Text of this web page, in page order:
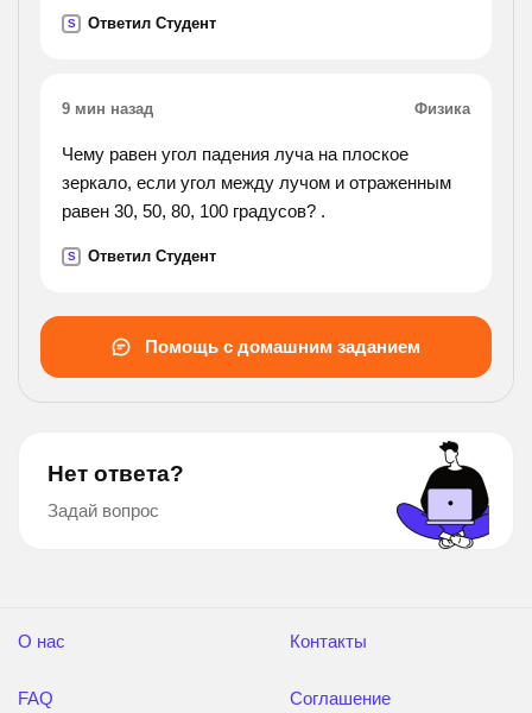
S Ответил Студент
9 мин назад Физика
Чему равен угол падения луча на плоское
зеркало, если угол между лучом и отраженным
равен 30, 50, 80, 100 градусов? .
S Ответил Студент
Помощь с домашним заданием
Нет ответа?
Задай вопрос
О нас
FAQ
Контакты
Соглашение